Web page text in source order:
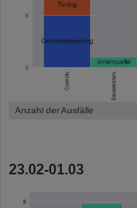
Anzahl der Ausfälle
23.02-01.03